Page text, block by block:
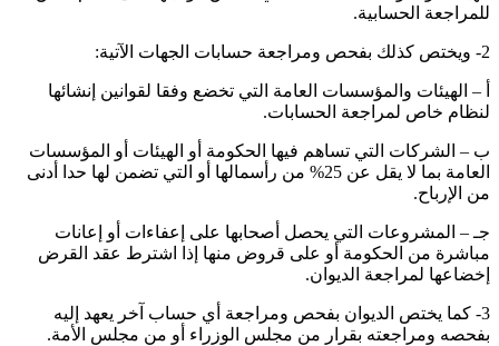
للمراجعة الحسابية.
2- ويختص كذلك بفحص ومراجعة حسابات الجهات الآتية:
أ – الهيئات والمؤسسات العامة التي تخضع وفقا لقوانين إنشائها
لنظام خاص لمراجعة الحسابات.
ب – الشركات التي تساهم فيها الحكومة أو الهيئات أو المؤسسات
العامة بما لا يقل عن 25% من رأسمالها أو التي تضمن لها حدا أدنى
من الإرباح.
جـ – المشروعات التي يحصل أصحابها على إعفاءات أو إعانات
مباشرة من الحكومة أو على قروض منها إذا اشترط عقد القرض
إخضاعها لمراجعة الديوان.
3- كما يختص الديوان بفحص ومراجعة أي حساب آخر يعهد إليه
بفحصه ومراجعته بقرار من مجلس الوزراء أو من مجلس الأمة.